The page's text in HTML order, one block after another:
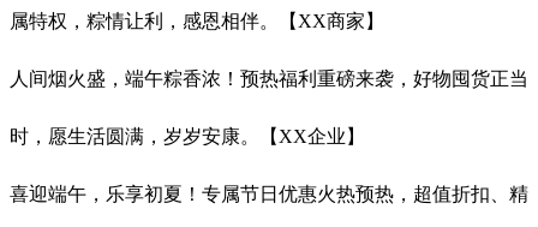
属特权，粽情让利，感恩相伴。【XX商家】
人间烟火盛，端午粽香浓！预热福利重磅来袭，好物囤货正当
时，愿生活圆满，岁岁安康。【XX企业】
喜迎端午，乐享初夏！专属节日优惠火热预热，超值折扣、精